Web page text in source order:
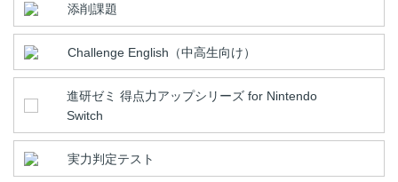
添削課題
Challenge English（中高生向け）
進研ゼミ 得点力アップシリーズ for Nintendo
Switch
実力判定テスト